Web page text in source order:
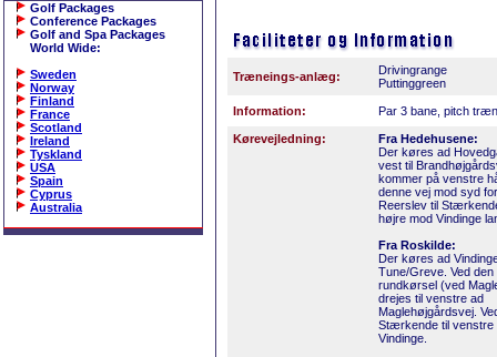
Golf Packages
Conference Packages
Golf and Spa Packages
World Wide:
Sweden
Norway
Finland
France
Scotland
Ireland
Tyskland
USA
Spain
Cyprus
Australia
Træneings-anlæg:
Drivingrange
Puttinggreen
Information: Par 3 bane, pitch
Kørevejledning:
Fra Hedehusene:
Der køres ad
vest til
kommer på venstre
denne vej mod syd
Reerslev til
højre mod Vindinge
Fra Roskilde:
Der køres ad
Tune/Greve. Ved den
rundkørsel (ved
drejes til venstre ad
Maglehøjgårdsvej.
Stærkende til venstre
Vindinge.